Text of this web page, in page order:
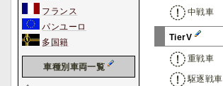
中戦車
TierV
重戦車
駆逐戦車
フランス
パンユーロ
多国籍
車種別車両一覧